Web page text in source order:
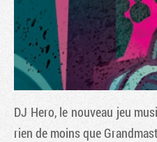
DJ Hero, le nouveau jeu
rien de moins que